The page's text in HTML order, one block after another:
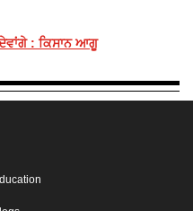
: ਕਿਸਾਨ ਆਗੂ